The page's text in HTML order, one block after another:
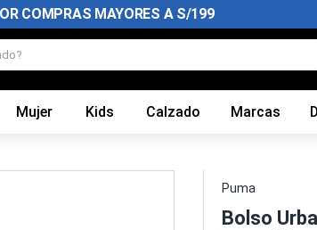
COMPRAS MAYORES A S/199
Mujer Kids Calzado Marcas
Puma
Bolso